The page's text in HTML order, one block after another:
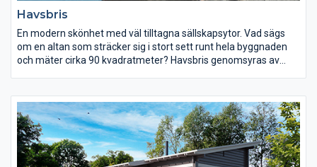
Havsbris
En modern skönhet med väl tilltagna sällskapsytor. Vad sägs
om en altan som sträcker sig i stort sett runt hela byggnaden
och mäter cirka 90 kvadratmeter? Havsbris genomsyras av